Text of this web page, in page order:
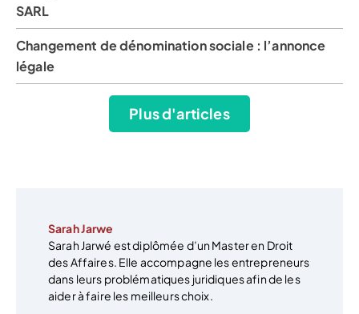
SARL
Changement de dénomination sociale : l’annonce
légale
Plus d'articles
Sarah Jarwe
Sarah Jarwé est diplômée d’un Master en Droit
des Affaires. Elle accompagne les entrepreneurs
dans leurs problématiques juridiques afin de les
aider à faire les meilleurs choix.